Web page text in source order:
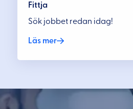
Fittja
Sök jobbet redan idag!
Läs mer